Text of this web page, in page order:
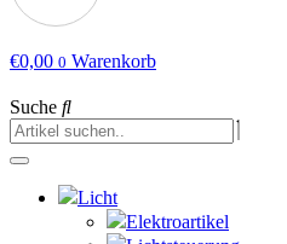
€0,00 0 Warenkorb
Suche
Licht
Elektroartikel